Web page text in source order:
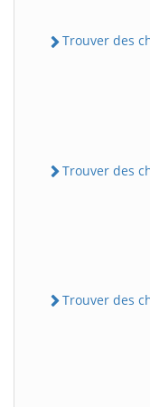
Trouver des
Trouver des
Trouver des